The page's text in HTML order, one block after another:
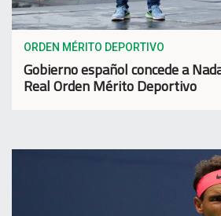
ORDEN MÉRITO DEPORTIVO
Gobierno español concede a
Real Orden Mérito Deportivo